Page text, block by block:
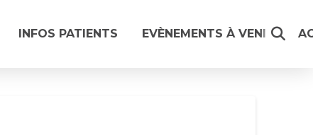
INFOS PATIENTS EVÈNEMENTS À VENIR